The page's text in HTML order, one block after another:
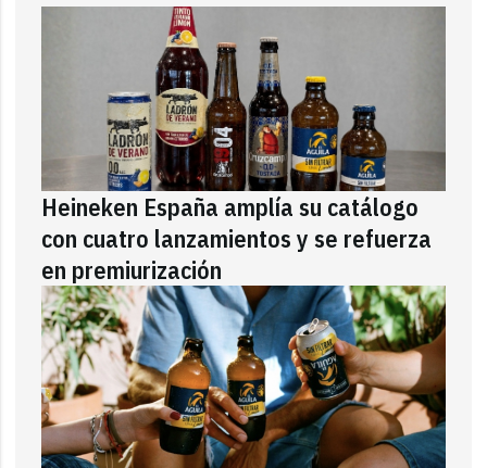
Heineken España amplía su catálogo
con cuatro lanzamientos y se refuerza
en premiurización